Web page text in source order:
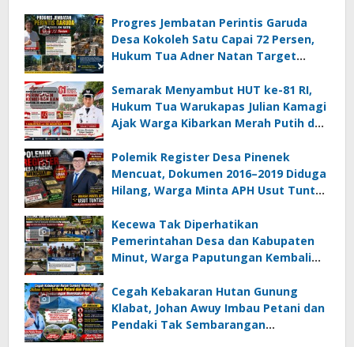
Progres Jembatan Perintis Garuda
Desa Kokoleh Satu Capai 72 Persen,
Hukum Tua Adner Natan Target
Semarak Menyambut HUT ke-81 RI,
Hukum Tua Warukapas Julian Kamagi
Ajak Warga Kibarkan Merah Putih dan
Polemik Register Desa Pinenek
Mencuat, Dokumen 2016–2019 Diduga
Hilang, Warga Minta APH Usut Tuntas
Kumtua HK
Kecewa Tak Diperhatikan
Pemerintahan Desa dan Kabupaten
Minut, Warga Paputungan Kembali
Tambatan Perahu
Cegah Kebakaran Hutan Gunung
Klabat, Johan Awuy Imbau Petani dan
Pendaki Tak Sembarangan